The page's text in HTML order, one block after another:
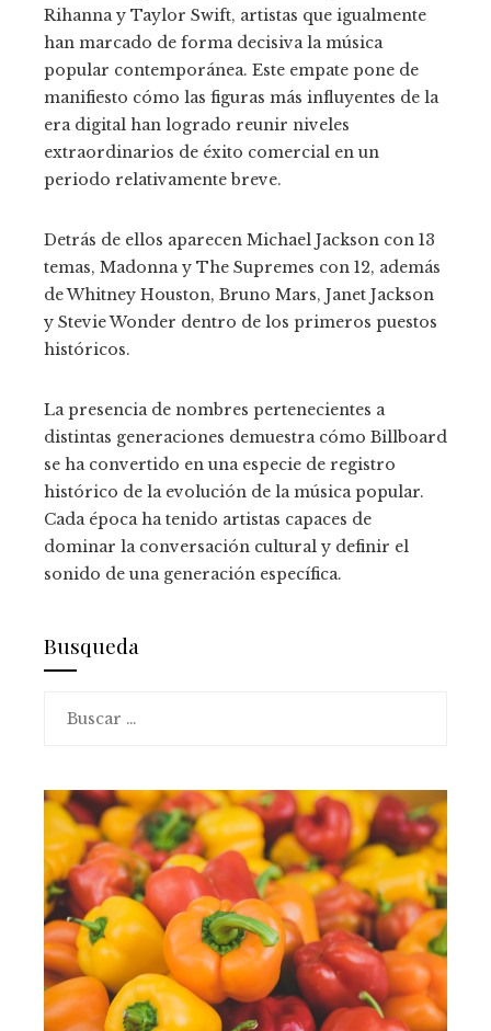
Rihanna y Taylor Swift, artistas que igualmente
han marcado de forma decisiva la música
popular contemporánea. Este empate pone de
manifiesto cómo las figuras más influyentes de la
era digital han logrado reunir niveles
extraordinarios de éxito comercial en un
periodo relativamente breve.
Detrás de ellos aparecen Michael Jackson con 13
temas, Madonna y The Supremes con 12, además
de Whitney Houston, Bruno Mars, Janet Jackson
y Stevie Wonder dentro de los primeros puestos
históricos.
La presencia de nombres pertenecientes a
distintas generaciones demuestra cómo Billboard
se ha convertido en una especie de registro
histórico de la evolución de la música popular.
Cada época ha tenido artistas capaces de
dominar la conversación cultural y definir el
sonido de una generación específica.
Busqueda